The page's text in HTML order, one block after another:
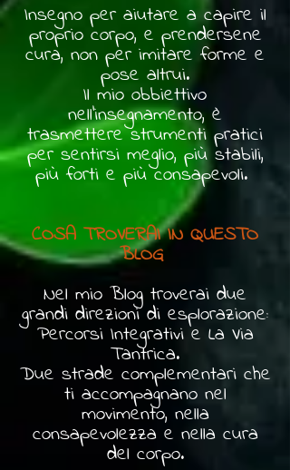
Insegno per aiutare a capire il
proprio corpo, e prendersene
cura, non per imitare forme e
pose altrui.
Il mio obbiettivo
nell'insegnamento, è
trasmettere strumenti pratici
per sentirsi meglio, più stabili,
più forti e più consapevoli.
COSA TROVERAI IN QUESTO
BLOG
Nel mio Blog troverai due
grandi direzioni di esplorazione:
Percorsi Integrativi e La Via
Tantrica.
Due strade complementari che
ti accompagnano nel
movimento, nella
consapevolezza e nella cura
del corpo.